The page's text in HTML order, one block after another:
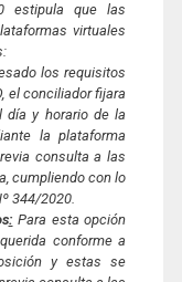
estipula que las
virtuales
los requisitos
el conciliador fijara
día y horario de la
la plataforma
consulta a las
cumpliendo con lo
344/2020.
: Para esta opción
conforme a
y estas se